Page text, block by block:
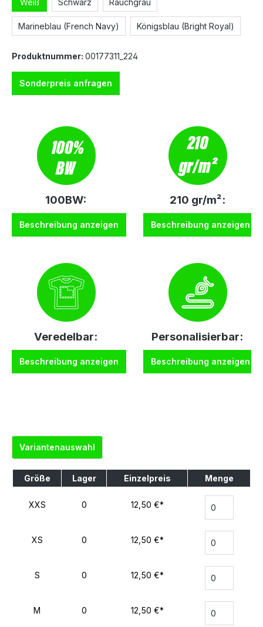
Weiß Schwarz Rauchgrau
Marineblau (French Navy) Königsblau (Bright Royal)
Produktnummer: 00177311_224
Sonderpreis anfragen
100BW:
Beschreibung anzeigen
210 gr/m²:
Beschreibung anzeigen
Veredelbar:
Beschreibung anzeigen
Personalisierbar:
Beschreibung anzeigen
Variantenauswahl
Größe Lager Einzelpreis Menge
XXS 0 12,50 €*
XS 0 12,50 €*
S 0 12,50 €*
M 0 12,50 €*